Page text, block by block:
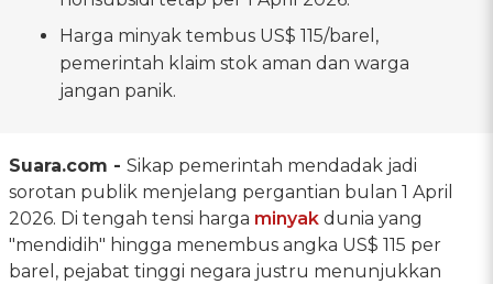
Harga minyak tembus US$ 115/barel,
pemerintah klaim stok aman dan warga
jangan panik.
Suara.com - Sikap pemerintah mendadak jadi
sorotan publik menjelang pergantian bulan 1 April
2026. Di tengah tensi harga minyak dunia yang
"mendidih" hingga menembus angka US$ 115 per
barel, pejabat tinggi negara justru menunjukkan